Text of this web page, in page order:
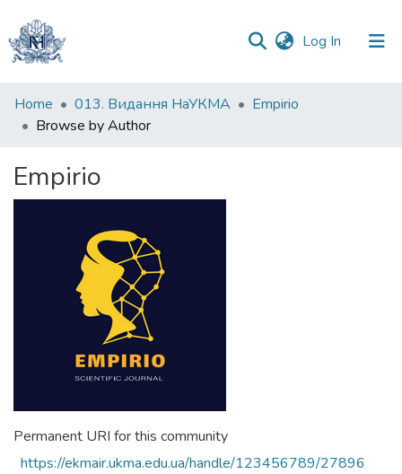
Log In (current)
Communities
&
All of DSpace
Home 013. Видання НаУКМА
Empirio
Browse by Author
Empirio
Permanent URI for this community
https://ekmair.ukma.edu.ua/handle/123456789/27896